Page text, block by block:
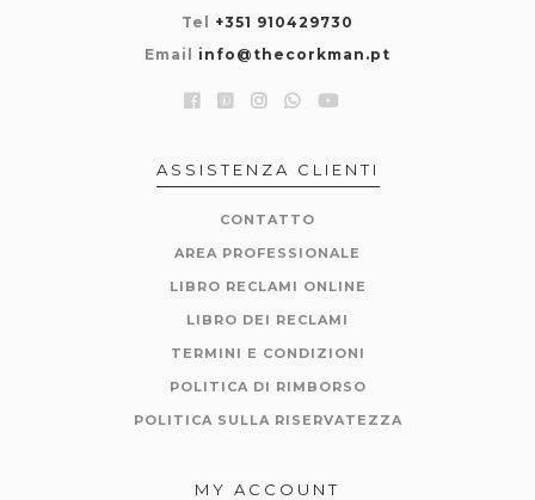
Tel +351 910429730
Email info@thecorkman.pt
ASSISTENZA CLIENTI
CONTATTO
AREA PROFESSIONALE
LIBRO RECLAMI ONLINE
LIBRO DEI RECLAMI
TERMINI E CONDIZIONI
POLITICA DI RIMBORSO
POLITICA SULLA RISERVATEZZA
MY ACCOUNT